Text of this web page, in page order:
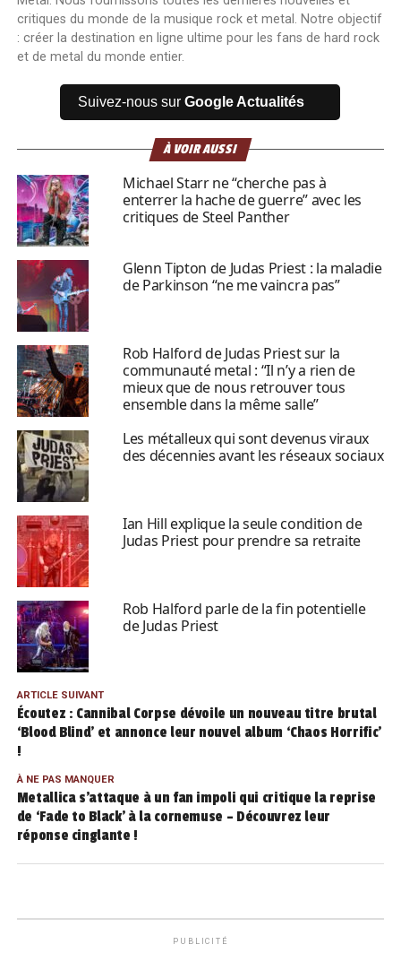
critiques du monde de la musique rock et metal. Notre objectif
: créer la destination en ligne ultime pour les fans de hard rock
et de metal du monde entier.
Suivez-nous surGoogle Actualités
À VOIR AUSSI
Michael Starr ne “cherche pas à
enterrer la hache de guerre” avec les
critiques de Steel Panther
Glenn Tipton de Judas Priest : la maladie
de Parkinson “ne me vaincra pas”
Rob Halford de Judas Priest sur la
communauté metal : “Il n’y a rien de
mieux que de nous retrouver tous
ensemble dans la même salle”
Les métalleux qui sont devenus viraux
des décennies avant les réseaux sociaux
Ian Hill explique la seule condition de
Judas Priest pour prendre sa retraite
Rob Halford parle de la fin potentielle
de Judas Priest
ARTICLE SUIVANT
Écoutez : Cannibal Corpse dévoile un nouveau titre brutal
‘Blood Blind’ et annonce leur nouvel album ‘Chaos Horrific’
!
À NE PAS MANQUER
Metallica s’attaque à un fan impoli qui critique la reprise
de ‘Fade to Black’ à la cornemuse – Découvrez leur
réponse cinglante !
PUBLICITÉ